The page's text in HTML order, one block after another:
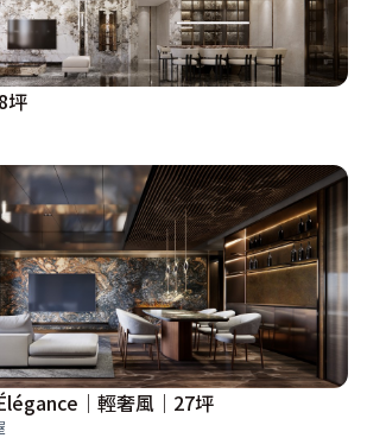
坪
｜輕奢風｜27坪